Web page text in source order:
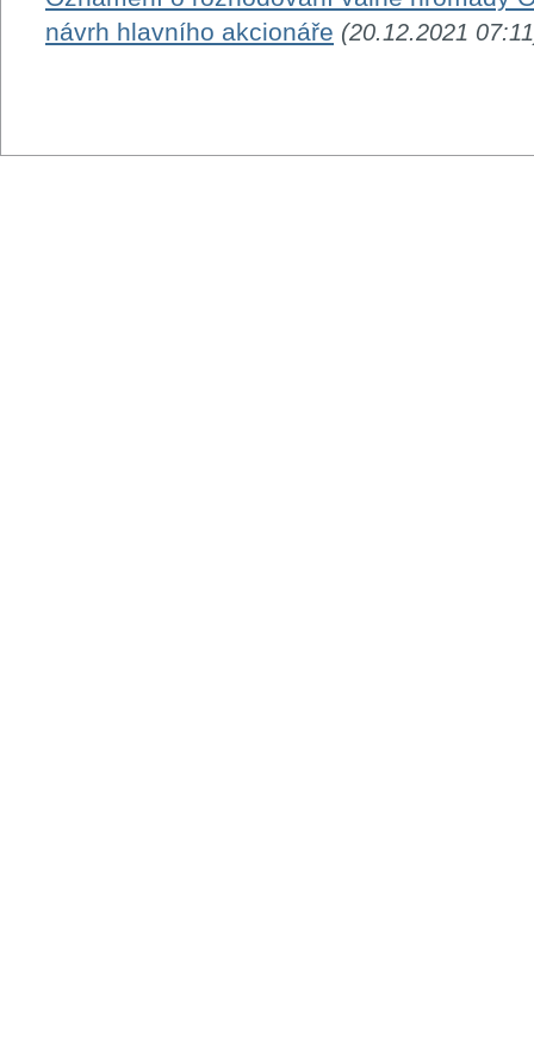
návrh hlavního akcionáře (20.12.2021